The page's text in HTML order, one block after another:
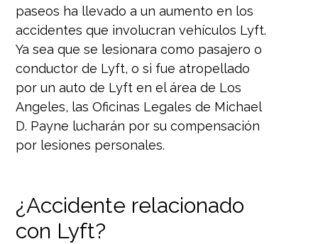
paseos ha llevado a un aumento en los
accidentes que involucran vehículos Lyft.
Ya sea que se lesionara como pasajero o
conductor de Lyft, o si fue atropellado
por un auto de Lyft en el área de Los
Angeles, las Oficinas Legales de Michael
D. Payne lucharán por su compensación
por lesiones personales.
¿Accidente relacionado
con Lyft?